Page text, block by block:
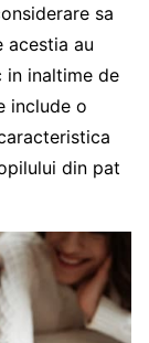
sa
acestia au
in inaltime de
include o
din pat